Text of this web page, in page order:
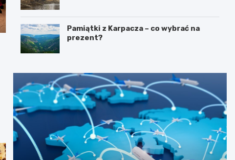
Pamiątki z Karpacza – co wybrać na
prezent?